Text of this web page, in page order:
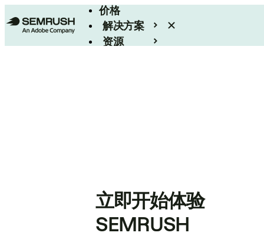
价格
解决方案
资源
立即开始体验
SEMRUSH